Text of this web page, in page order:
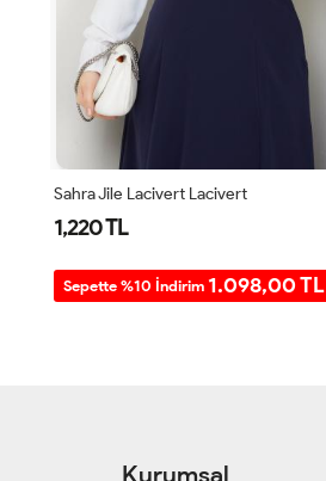
Sahra Jile Lacivert Lacivert
1,220 TL
Sepette %10 İndirim 1.098,00 TL
Kurumsal